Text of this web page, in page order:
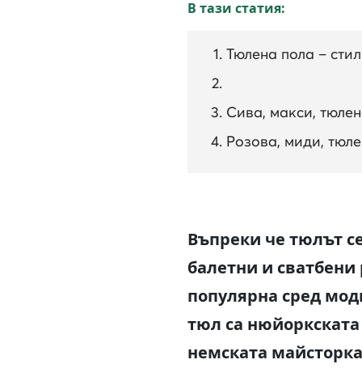
В тази статия:
Тюлена пола –
Сива, макси,
Розова, миди,
Въпреки че тюлът
балетни и
популярна сред
тюл са
немската